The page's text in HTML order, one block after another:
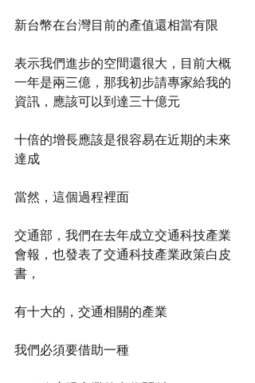
新台幣在台灣目前的產值還相當有限
表示我們進步的空間還很大，目前大概
一年是兩三億，那我初步請專家給我的
資訊，應該可以到達三十億元
十倍的增長應該是很容易在近期的未來
達成
當然，這個過程裡面
交通部，我們在去年成立交通科技產業
會報，也發表了交通科技產業政策白皮
書，
有十大的，交通相關的產業
我們必須要借助一種